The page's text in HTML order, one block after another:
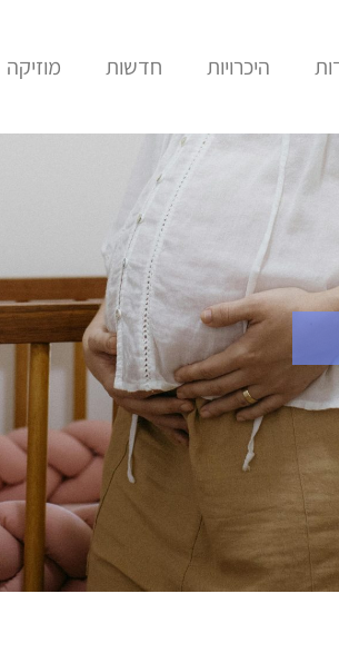
היכרויות חדשות מוזיקה